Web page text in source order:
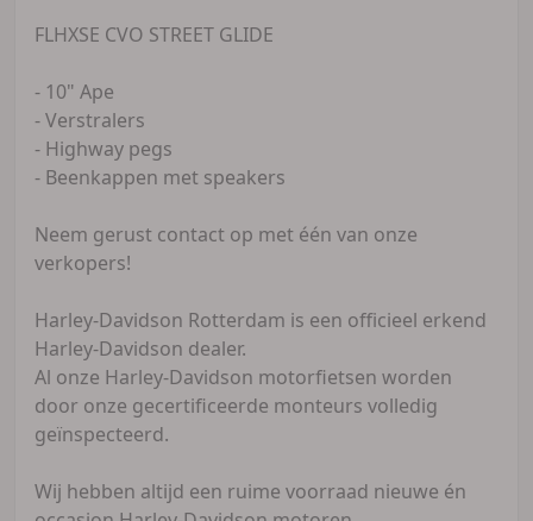
FLHXSE CVO STREET GLIDE
- 10" Ape
- Verstralers
- Highway pegs
- Beenkappen met speakers
Neem gerust contact op met één van onze
verkopers!
Harley-Davidson Rotterdam is een officieel erkend
Harley-Davidson dealer.
Al onze Harley-Davidson motorfietsen worden
door onze gecertificeerde monteurs volledig
geïnspecteerd.
Wij hebben altijd een ruime voorraad nieuwe én